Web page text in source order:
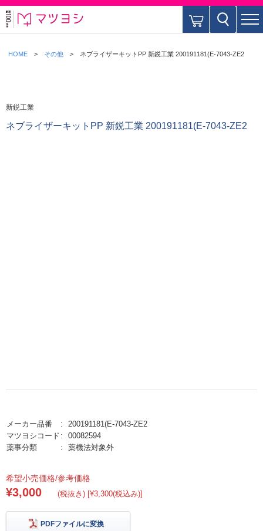
HOME その他 ネブライザーキットPP 新鋭工業 200191181(E-7043-ZE2
新鋭工業
ネブライザーキットPP 新鋭工業 200191181(E-7043-ZE2
メーカー品番
200191181(E-7043-ZE2
マツヨシコード
00082594
薬事分類
薬機法対象外
希望小売価格/参考価格
¥3,000 (税抜き) [¥3,300(税込み)]
PDFファイルに変換